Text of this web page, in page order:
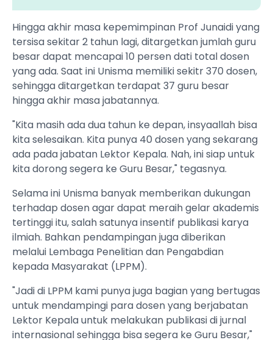
Hingga akhir masa kepemimpinan Prof Junaidi yang
tersisa sekitar 2 tahun lagi, ditargetkan jumlah guru
besar dapat mencapai 10 persen dati total dosen
yang ada. Saat ini Unisma memiliki sekitr 370 dosen,
sehingga ditargetkan terdapat 37 guru besar
hingga akhir masa jabatannya.
"Kita masih ada dua tahun ke depan, insyaallah bisa
kita selesaikan. Kita punya 40 dosen yang sekarang
ada pada jabatan Lektor Kepala. Nah, ini siap untuk
kita dorong segera ke Guru Besar," tegasnya.
Selama ini Unisma banyak memberikan dukungan
terhadap dosen agar dapat meraih gelar akademis
tertinggi itu, salah satunya insentif publikasi karya
ilmiah. Bahkan pendampingan juga diberikan
melalui Lembaga Penelitian dan Pengabdian
kepada Masyarakat (LPPM).
"Jadi di LPPM kami punya juga bagian yang bertugas
untuk mendampingi para dosen yang berjabatan
Lektor Kepala untuk melakukan publikasi di jurnal
internasional sehingga bisa segera ke Guru Besar,"